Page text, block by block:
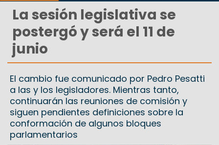
La sesión legislativa se
postergó y será el 11 de
junio
El cambio fue comunicado por Pedro Pesatti
a las y los legisladores. Mientras tanto,
continuarán las reuniones de comisión y
siguen pendientes definiciones sobre la
conformación de algunos bloques
parlamentarios